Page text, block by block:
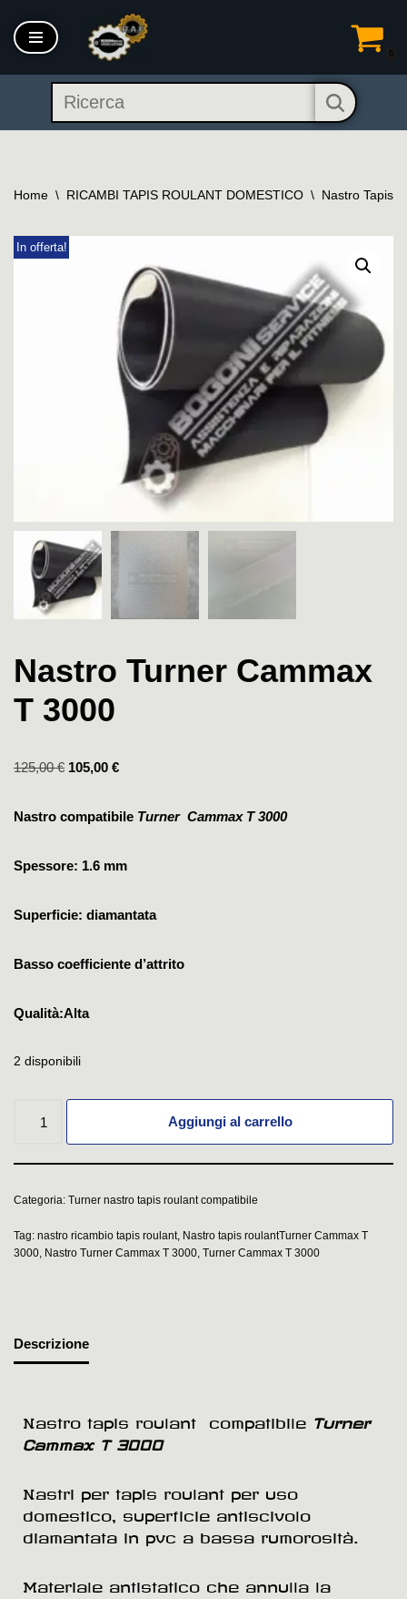
Vai
contenuto
Home \ RICAMBI TAPIS ROULANT DOMESTICO \ Nastro Tapis
In offerta!
Nastro Turner Cammax
T 3000
125,00€ 105,00 €
Nastro compatibile Turner Cammax T 3000
Spessore: 1.6 mm
Superficie: diamantata
Basso coefficiente d’attrito
Qualità:Alta
2 disponibili
Aggiungi al carrello
Categoria: Turner nastro tapis roulant compatibile
Tag: nastro ricambio tapis roulant, Nastro tapis roulantTurner Cammax T
3000, Nastro Turner Cammax T 3000, Turner Cammax T 3000
Descrizione
Nastro tapis roulant compatibile Turner
Cammax T 3000
Nastri per tapis roulant per uso
domestico, superficie antiscivolo
diamantata in pvc a bassa rumorosità.
Materiale antistatico che annulla la